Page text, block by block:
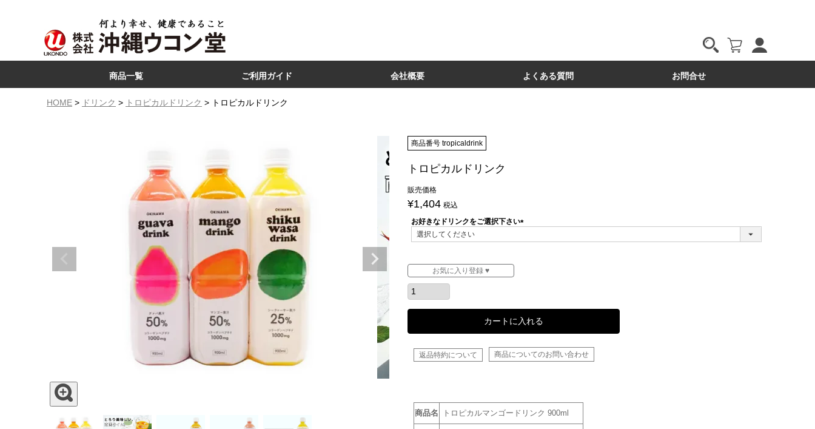
商品一覧
ウコン
コラーゲン
ハブ
モリンガ
沖縄産フルーツ
沖縄食品
ご利用ガイド 会社概要 よくある質問 お問合せ
HOME ドリンク トロピカルドリンク トロピカルドリンク
商品番号 tropicaldrink
トロピカルドリンク
販売価格
¥1,404 税込
お好きなドリンクをご選択下さい
須)
お気に入り登録 ♥
カートに入れる
返品特約について 商品についてのお問い合わせ
商品名 トロピカルマンゴードリンク 900ml